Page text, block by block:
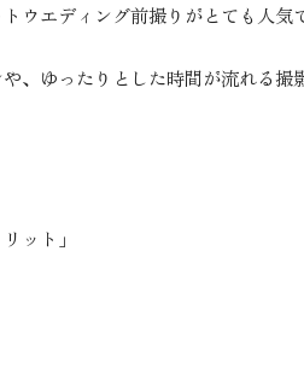
ウエディング前撮りがとても人気
、ゆったりとした時間が流れる撮
ット」